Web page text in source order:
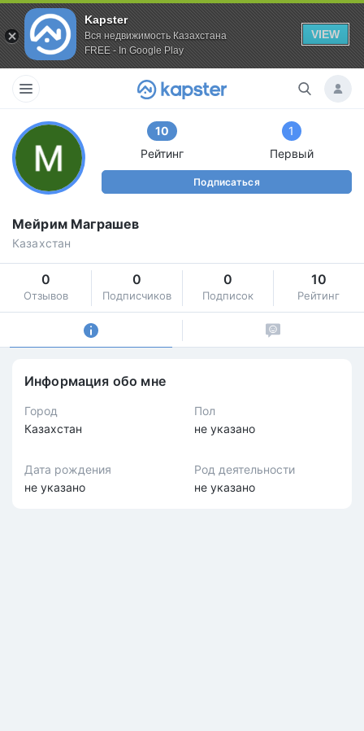
Kapster
Вся недвижимость Казахстана
FREE - In Google Play
VIEW
10
Рейтинг
1
Первый
Подписаться
Мейрим Маграшев
Казахстан
0
Отзывов
0
Подписчиков
0
Подписок
10
Рейтинг
Информация обо мне
Город
Казахстан
Пол
не указано
Дата рождения
не указано
Род деятельности
не указано